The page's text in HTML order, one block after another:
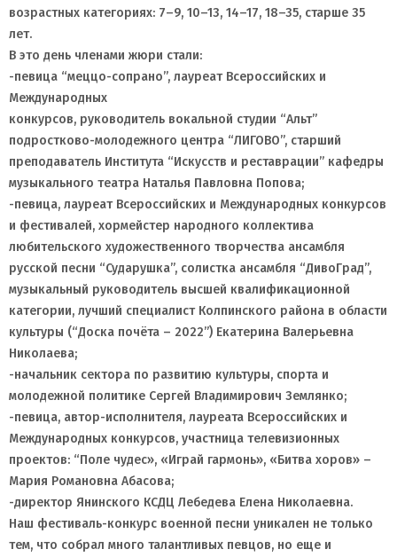
возрастных категориях: 7–9, 10–13, 14–17, 18–35, старше 35
лет.
В это день членами жюри стали:
-певица “меццо-сопрано”, лауреат Всероссийских и
Международных
конкурсов, руководитель вокальной студии “Альт”
подростково-молодежного центра “ЛИГОВО”, старший
преподаватель Института “Искусств и реставрации” кафедры
музыкального театра Наталья Павловна Попова;
-певица, лауреат Всероссийских и Международных конкурсов
и фестивалей, хормейстер народного коллектива
любительского художественного творчества ансамбля
русской песни “Сударушка”, солистка ансамбля “ДивоГрад”,
музыкальный руководитель высшей квалификационной
категории, лучший специалист Колпинского района в области
культуры (“Доска почёта – 2022”) Екатерина Валерьевна
Николаева;
-начальник сектора по развитию культуры, спорта и
молодежной политике Сергей Владимирович Землянко;
-певица, автор-исполнителя, лауреата Всероссийских и
Международных конкурсов, участница телевизионных
проектов: “Поле чудес», «Играй гармонь», «Битва хоров» –
Мария Романовна Абасова;
-директор Янинского КСДЦ Лебедева Елена Николаевна.
Наш фестиваль-конкурс военной песни уникален не только
тем, что собрал много талантливых певцов, но еще и